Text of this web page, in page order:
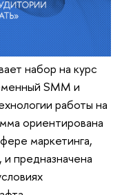
набор на курс
SMM и
работы на
ориентирована
маркетинга,
предназначена